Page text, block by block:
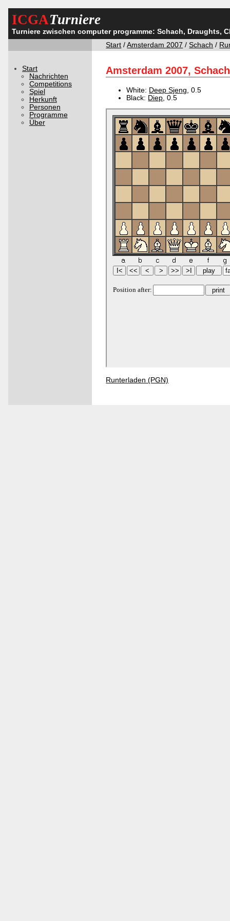
ICGATurniere
Turniere zwischen computer programme: Schach, Draughts,
Start /Amsterdam 2007 /Schach /
Start
Nachrichten
Competitions
Spiel
Herkunft
Personen
Programme
Über
Amsterdam 2007,
White: Deep Sjeng , 0.5
Black: Diep , 0.5
Runterladen (PGN)